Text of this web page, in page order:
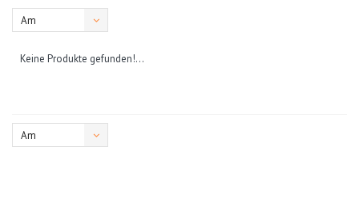
Am
Keine Produkte gefunden!...
Am